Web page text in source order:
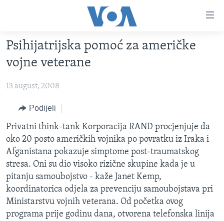
glavni
sadržaj
Pređi
na
navigaciju
Idi
na
pretragu
TV PROGRAM
VIDEO
FOTOGRAFIJE DANA
VIJESTI
SJEDINJENE AMERIČKE DRŽAVE
BOSNA I HERCEGOVINA
SVIJET
NAUKA I TEHNOLOGIJA
SPECIJALNI PROJEKTI
KORUPCIJA
SLOBODA MEDIJA
ŽENSKA STRANA
IZBJEGLIČKA STRANA
Psihijatrijska pomoć za američke
vojne veterane
13 august, 2008
Podijeli
Privatni think-tank Korporacija RAND procjenjuje da
oko 20 posto američkih vojnika po povratku iz Iraka i
Afganistana pokazuje simptome post-traumatskog
stresa. Oni su dio visoko rizične skupine kada je u
pitanju samoubojstvo - kaže Janet Kemp,
koordinatorica odjela za prevenciju samoubojstava pri
Ministarstvu vojnih veterana. Od početka ovog
programa prije godinu dana, otvorena telefonska linija